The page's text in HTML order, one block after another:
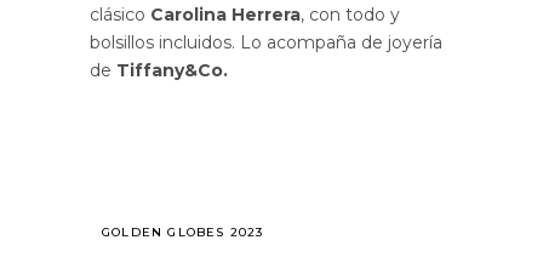
clásico Carolina Herrera, con todo y
bolsillos incluidos. Lo acompaña de joyería
de Tiffany&Co.
GOLDEN GLOBES 2023